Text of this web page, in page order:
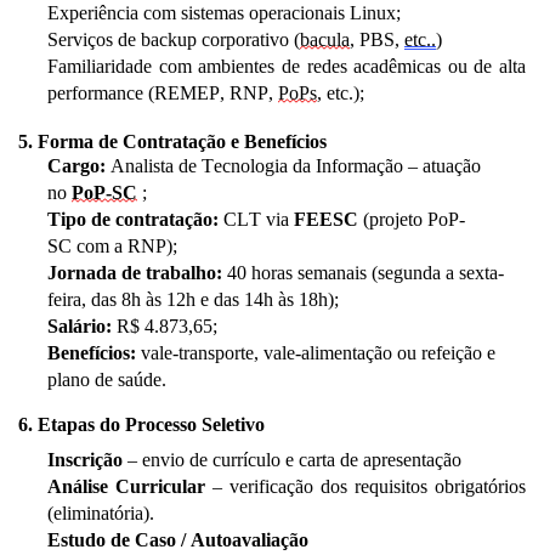
Experiência com sistemas operacionais Linux;
Serviços de backup corporativo (bacula, PBS, etc..)
Familiaridade com ambientes de redes acadêmicas ou de alta
performance (REMEP, RNP, PoPs, etc.);
5. Forma de Contratação e Benefícios
Cargo: Analista de Tecnologia da Informação – atuação
no PoP-SC ;
Tipo de contratação: CLT via FEESC (projeto PoP-
SC com a RNP);
Jornada de trabalho: 40 horas semanais (segunda a sexta-
feira, das 8h às 12h e das 14h às 18h);
Salário: R$ 4.873,65;
Benefícios: vale-transporte, vale-alimentação ou refeição e
plano de saúde.
6. Etapas do Processo Seletivo
Inscrição – envio de currículo e carta de apresentação
Análise Curricular – verificação dos requisitos obrigatórios
(eliminatória).
Estudo de Caso / Autoavaliação